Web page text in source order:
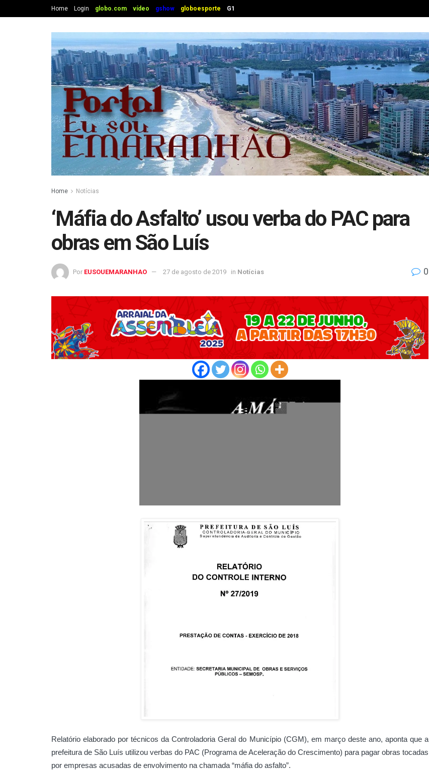
Home Login globo.com vídeo gshow globoesporte G1
Home Notícias
‘Máfia do Asfalto’ usou verba do PAC para
obras em São Luís
Por EUSOUEMARANHAO 27 de agosto de 2019 in Notícias 0
Relatório elaborado por técnicos da Controladoria Geral do Município (CGM), em março deste ano, aponta que a
prefeitura de São Luís utilizou verbas do PAC (Programa de Aceleração do Crescimento) para pagar obras tocadas
por empresas acusadas de envolvimento na chamada “máfia do asfalto”.